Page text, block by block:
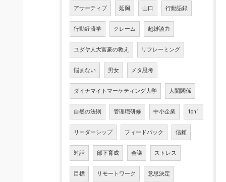
アサーティブ 延岡 山口 行動語録
行動経済学 クレーム 超雑談力
ユダヤ人大富豪の教え リフレーミング
悩まない 男女 メタ思考
ダイナマイトマーケティング大学 人間関係
自然の法則 管理職研修 中小企業 1on1
リーダーシップ フィードバック 信頼
対話 部下育成 会議 ストレス
目標 リモートワーク 意思決定